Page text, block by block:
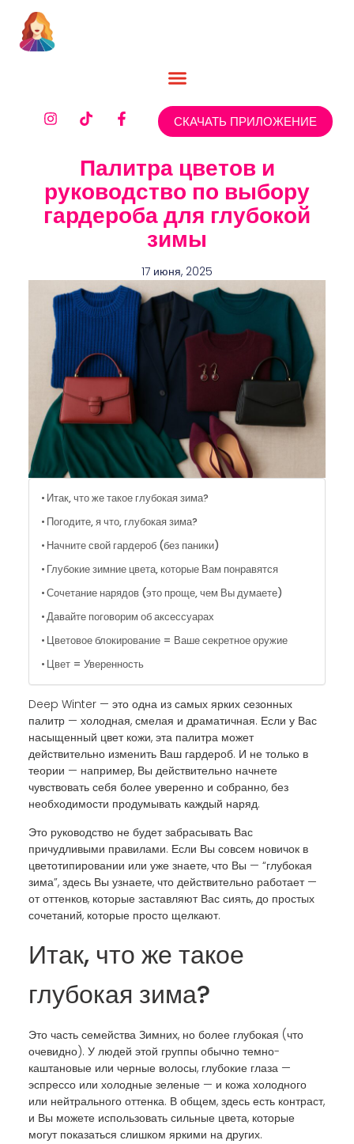
СКАЧАТЬ ПРИЛОЖЕНИЕ
Палитра цветов и
руководство по выбору
гардероба для глубокой
зимы
17 июня, 2025
Итак, что же такое глубокая зима?
Погодите, я что, глубокая зима?
Начните свой гардероб (без паники)
Глубокие зимние цвета, которые Вам понравятся
Сочетание нарядов (это проще, чем Вы думаете)
Давайте поговорим об аксессуарах
Цветовое блокирование = Ваше секретное оружие
Цвет = Уверенность
Deep Winter — это одна из самых ярких сезонных
палитр — холодная, смелая и драматичная. Если у Вас
насыщенный цвет кожи, эта палитра может
действительно изменить Ваш гардероб. И не только в
теории — например, Вы действительно начнете
чувствовать себя более уверенно и собранно, без
необходимости продумывать каждый наряд.
Это руководство не будет забрасывать Вас
причудливыми правилами. Если Вы совсем новичок в
цветотипировании или уже знаете, что Вы — “глубокая
зима”, здесь Вы узнаете, что действительно работает —
от оттенков, которые заставляют Вас сиять, до простых
сочетаний, которые просто щелкают.
Итак, что же такое
глубокая зима?
Это часть семейства Зимних, но более глубокая (что
очевидно). У людей этой группы обычно темно-
каштановые или черные волосы, глубокие глаза —
эспрессо или холодные зеленые — и кожа холодного
или нейтрального оттенка. В общем, здесь есть контраст,
и Вы можете использовать сильные цвета, которые
могут показаться слишком яркими на других.